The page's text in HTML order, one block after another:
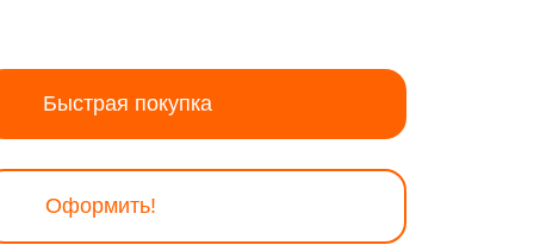
Быстрая покупка
Оформить!